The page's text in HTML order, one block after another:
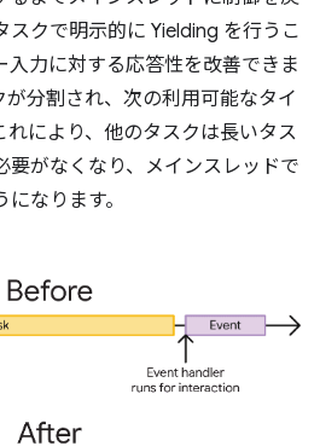
スクで明示的に Yielding を行うこ
入力に対する応答性を改善できま
が分割され、次の利用可能なタイ
れにより、他のタスクは長いタス
要がなくなり、メインスレッドで
なります。